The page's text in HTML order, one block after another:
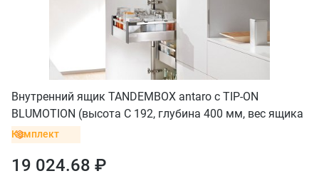
Внутренний ящик TANDEMBOX antaro с TIP-ON
BLUMOTION (высота С 192, глубина 400 мм, вес ящика
до 20 кг), нержавеющая сталь
Комплект
19 024.68 ₽